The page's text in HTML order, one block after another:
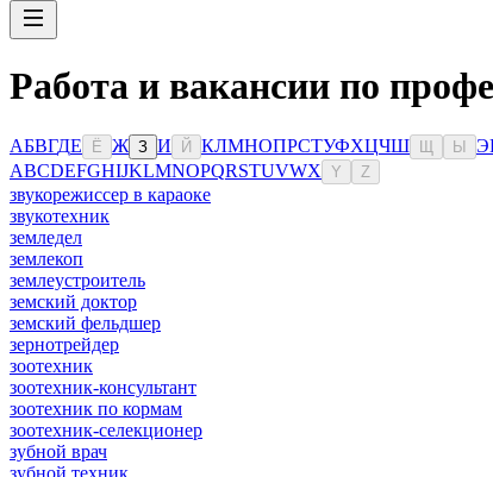
Работа и вакансии по
АБВГДЕ Ё Ж З И Й КЛМНОПРСТУФХЦЧШ Ы Э
ABCDEFGHIJKLMNOPQRSTUVWX Y Z
звукорежиссер в караоке
звукотехник
земледел
землекоп
землеустроитель
земский доктор
земский фельдшер
зернотрейдер
зоотехник
зоотехник-консультант
зоотехник по кормам
зоотехник-селекционер
зубной врач
зубной техник